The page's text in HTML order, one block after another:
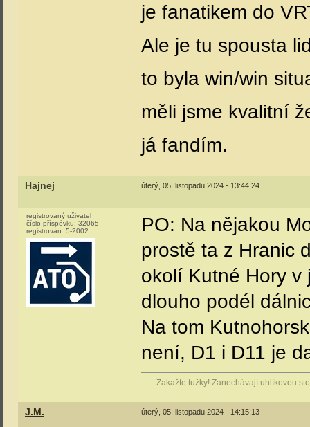
je fanatikem do
Ale je tu spousta
to byla win/win
měli jsme kvalitní
já fandím.
Hajnej úterý, 05. listopadu 2024 - 13:44:24
registrovaný uživatel
číslo příspěvku: 32065
registrován: 5-2002
PO: Na nějakou
prostě ta z Hranic
okolí Kutné Hory v
dlouho podél
Na tom
není, D1 i D11 je
Zakažte tužky! Zanechávají uhlíkovou
J.M. úterý, 05. listopadu 2024 - 14:15:13